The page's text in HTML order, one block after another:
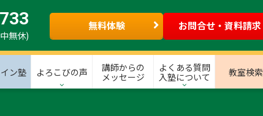
無休)
無料体験 お問合せ・資料請求
ン塾 よろこびの声
講師からの
メッセージ
よくある質問
入塾について
教室検索